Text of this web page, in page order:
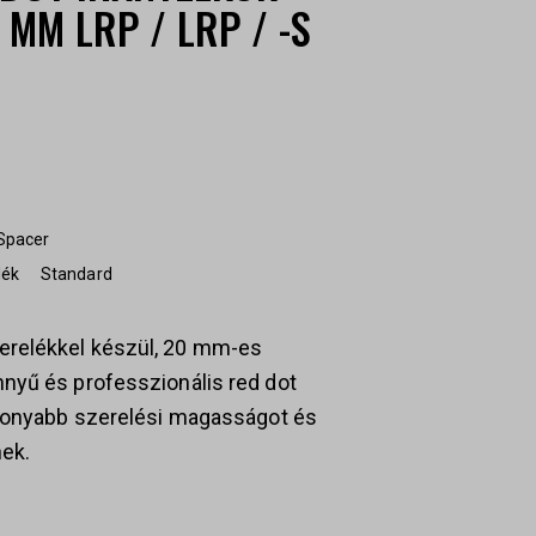
LRP / LRP / -S
Standard
készül, 20 mm-es
és professzionális red dot
szerelési magasságot és